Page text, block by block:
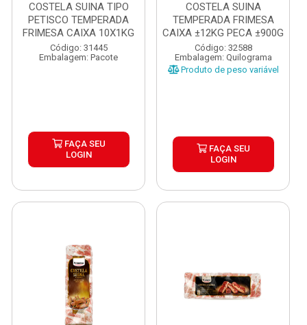
COSTELA SUINA TIPO
PETISCO TEMPERADA
FRIMESA CAIXA 10X1KG
Código: 31445
Embalagem: Pacote
FAÇA SEU
LOGIN
COSTELA SUINA
TEMPERADA FRIMESA
CAIXA ±12KG PECA ±900G
Código: 32588
Embalagem: Quilograma
Produto de peso variável
FAÇA SEU
LOGIN